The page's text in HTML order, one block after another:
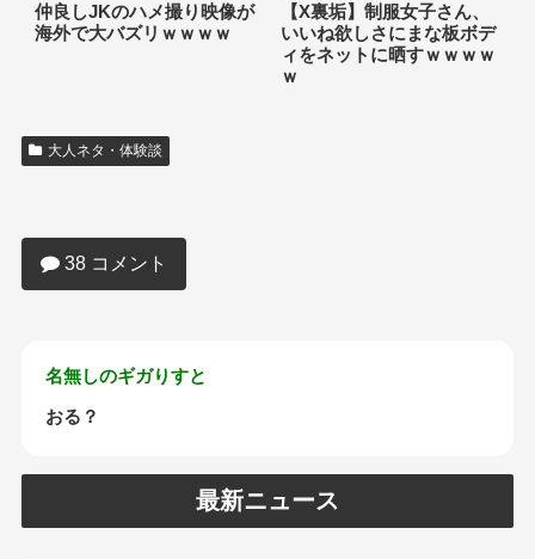
仲良しJKのハメ撮り映像が
海外で大バズリｗｗｗｗ
【X裏垢】制服女子さん、
いいね欲しさにまな板ボデ
ィをネットに晒すｗｗｗｗ
ｗ
大人ネタ・体験談
優を教えろｗｗｗｗｗｗ
38 コメント
名無しのギガりすと
おる？
最新ニュース